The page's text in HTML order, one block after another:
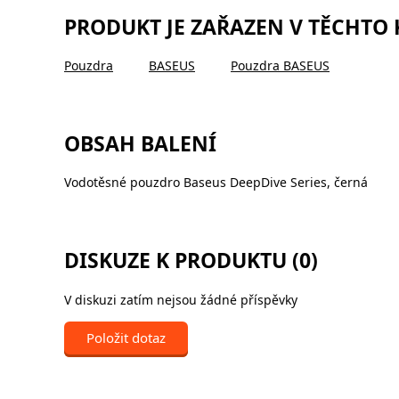
PRODUKT JE ZAŘAZEN V TĚCHTO
Pouzdra BASEUS Pouzdra BASEUS
OBSAH BALENÍ
Vodotěsné pouzdro Baseus DeepDive Series, černá
DISKUZE K PRODUKTU (0)
V diskuzi zatím nejsou žádné příspěvky
Položit dotaz